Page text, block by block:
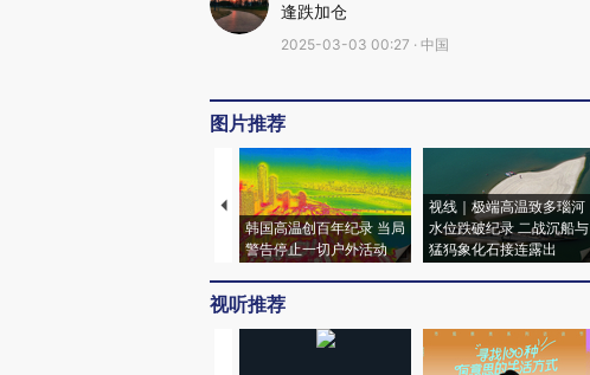
逢跌加仓
2025-03-03 00:27 · 中国
图片推荐
韩国高温创百年纪录 当局
警告停止一切户外活动
视线｜极端高温致多瑙河
水位跌破纪录 二战沉船与
猛犸象化石接连露出
视听推荐